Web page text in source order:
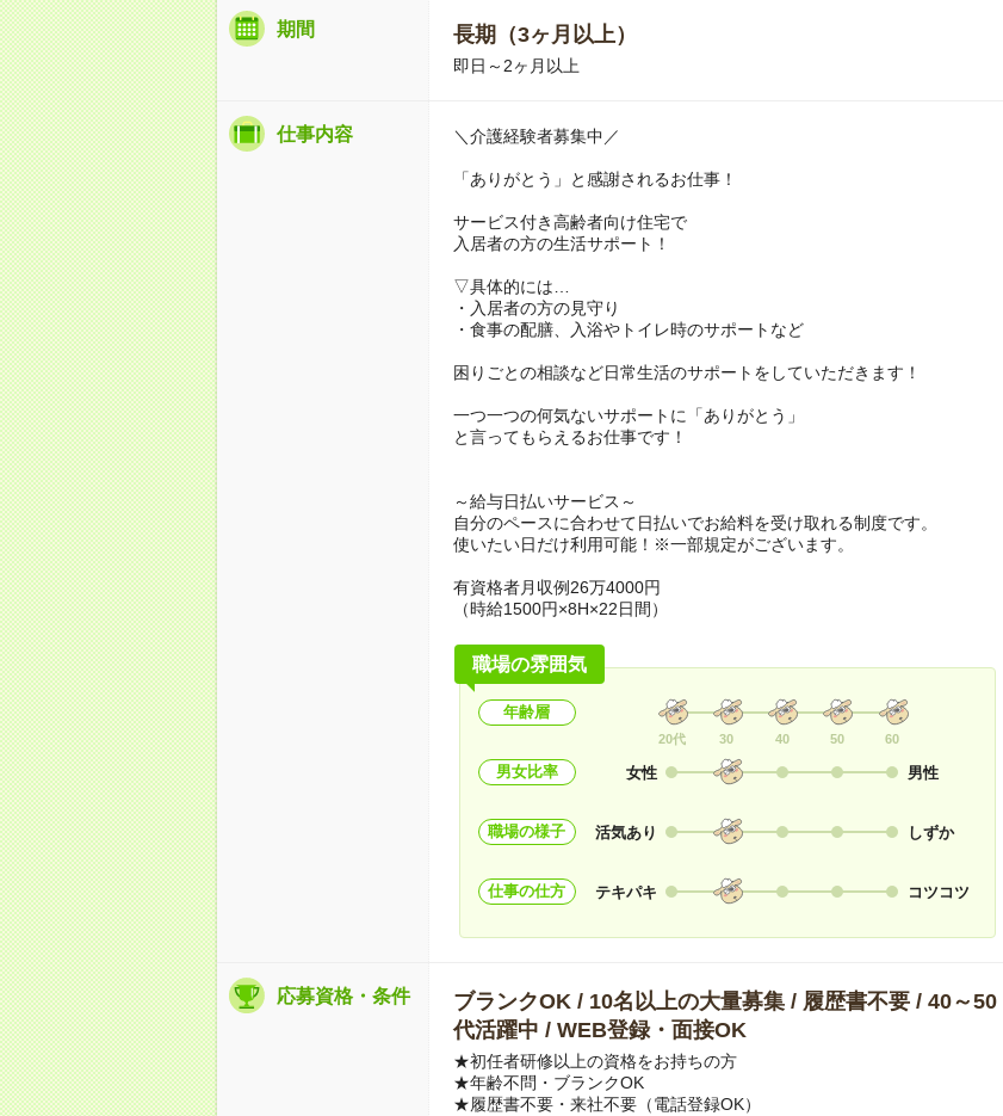
期間 長期（3ヶ月以上）
即日～2ヶ月以上
仕事内容 ＼介護経験者募集中／
「ありがとう」と感謝されるお仕事！
サービス付き高齢者向け住宅で
入居者の方の生活サポート！
▽具体的には…
・入居者の方の見守り
・食事の配膳、入浴やトイレ時のサポートなど
困りごとの相談など日常生活のサポートをしていただきます！
一つ一つの何気ないサポートに「ありがとう」
と言ってもらえるお仕事です！
～給与日払いサービス～
自分のペースに合わせて日払いでお給料を受け取れる制度です。
使いたい日だけ利用可能！※一部規定がございます。
有資格者月収例26万4000円
（時給1500円×8H×22日間）
職場の雰囲気
年齢層
20代 30 40 50 60
男女比率 女性 男性
職場の様子 活気あり しずか
仕事の仕方 テキパキ コツコツ
応募資格・条件
ブランクOK / 10名以上の大量募集 / 履歴書不要 / 40～50
代活躍中 / WEB登録・面接OK
★初任者研修以上の資格をお持ちの方
★年齢不問・ブランクOK
★履歴書不要・来社不要（電話登録OK）